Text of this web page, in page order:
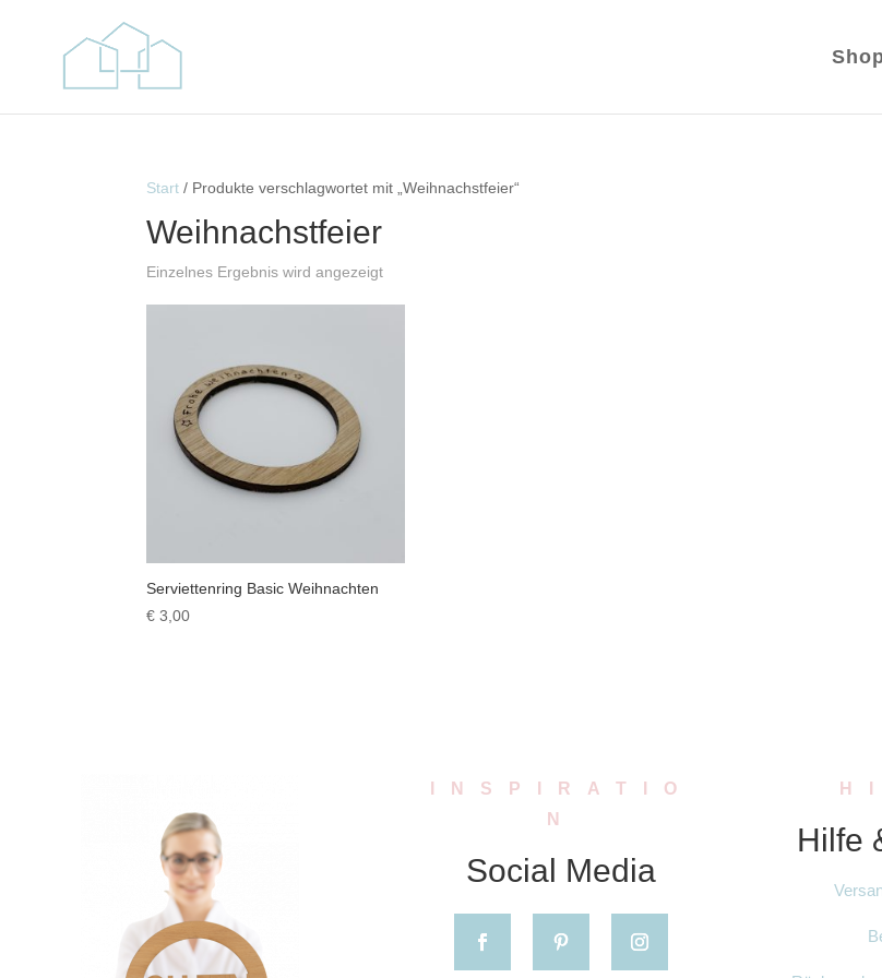
Start / Produkte verschlagwortet mit „Weihnachstfeier“
Weihnachstfeier
Einzelnes Ergebnis wird angezeigt
Serviettenring Basic Weihnachten
€ 3,00
INSPIRATIO
N
Social Media
Hilfe